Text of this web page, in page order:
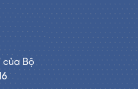
của Bộ